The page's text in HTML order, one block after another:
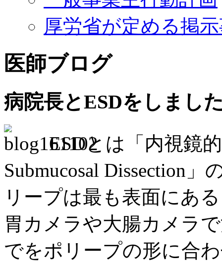
厚労省が定める掲
医師ブログ
病院長とESDをしまし
ESDとは「内視鏡
Submucosal Dissection
リープは最も表面にあ
胃カメラや大腸カメラ
でをポリープの形に合